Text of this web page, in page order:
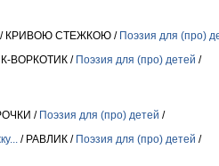
/ КРИВОЮ СТЕЖКОЮ / Поэзия для (про)
ВОРКОТИК / Поэзия для (про) детей /
/ Поэзия для (про) детей /
/ РАВЛИК / Поэзия для (про) детей /